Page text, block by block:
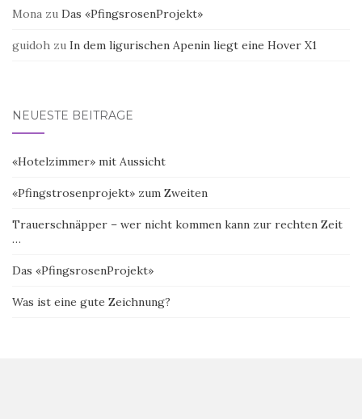
Mona zu Das «PfingsrosenProjekt»
guidoh zu In dem ligurischen Apenin liegt eine Hover X1
NEUESTE BEITRÄGE
«Hotelzimmer» mit Aussicht
«Pfingstrosenprojekt» zum Zweiten
Trauerschnäpper – wer nicht kommen kann zur rechten Zeit
…
Das «PfingsrosenProjekt»
Was ist eine gute Zeichnung?